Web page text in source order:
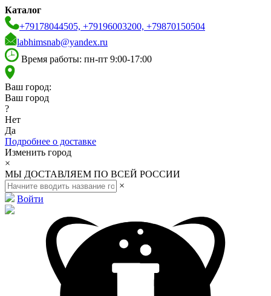
Каталог
+79178044505, +79196003200, +79870150504
labhimsnab@yandex.ru
Время работы: пн-пт 9:00-17:00
Ваш город:
Ваш город
?
Нет
Да
Подробнее о доставке
Изменить город
×
МЫ ДОСТАВЛЯЕМ ПО ВСЕЙ РОССИИ
×
Войти